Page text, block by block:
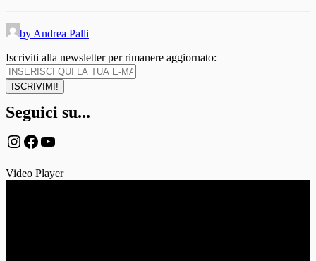
by Andrea Palli
Iscriviti alla newsletter per rimanere aggiornato:
Seguici su...
Instagram
Facebook
YouTube
Video Player